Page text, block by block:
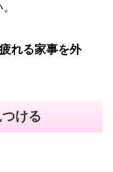
疲れる家事を外
ける